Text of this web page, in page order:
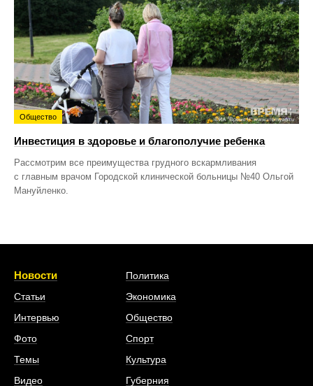
Общество
Инвестиция в здоровье и благополучие ребенка
Рассмотрим все преимущества грудного вскармливания
с главным врачом Городской клинической больницы №40 Ольгой
Мануйленко.
Новости
Статьи
Интервью
Фото
Темы
Видео
Политика
Экономика
Общество
Спорт
Культура
Губерния